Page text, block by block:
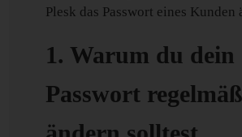
Plesk das Passwort eines Kunden
1. Warum du dein
Passwort